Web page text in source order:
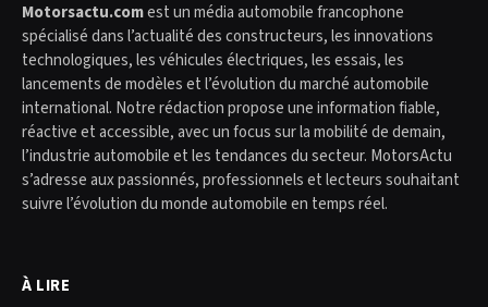
Motorsactu.comest un média automobile francophone
spécialisé dans l’actualité des constructeurs, les innovations
technologiques, les véhicules électriques, les essais, les
lancements de modèles et l’évolution du marché automobile
international. Notre rédaction propose une information fiable,
réactive et accessible, avec un focus sur la mobilité de demain,
l’industrie automobile et les tendances du secteur. MotorsActu
s’adresse aux passionnés, professionnels et lecteurs souhaitant
suivre l’évolution du monde automobile en temps réel.
À LIRE